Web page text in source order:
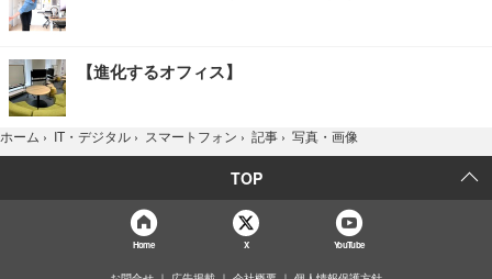
【進化するオフィス】
ホーム › IT・デジタル › スマートフォン › 記事 › 写真・画像
TOP
Home X YouTube